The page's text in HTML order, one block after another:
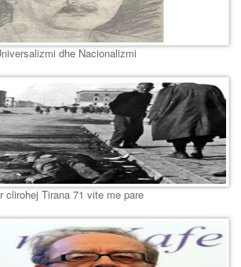
dhe Nacionalizmi
clirohej Tirana 71 vite me pare